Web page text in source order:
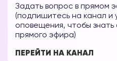
Задать вопрос в прямом
(подпишитесь на канал и
оповещения, чтобы
прямого эфира)
ПЕРЕЙТИ НА КАНАЛ